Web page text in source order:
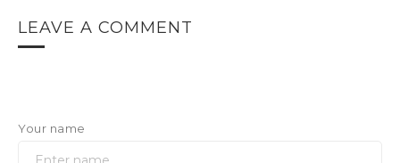
LEAVE A COMMENT
Your name